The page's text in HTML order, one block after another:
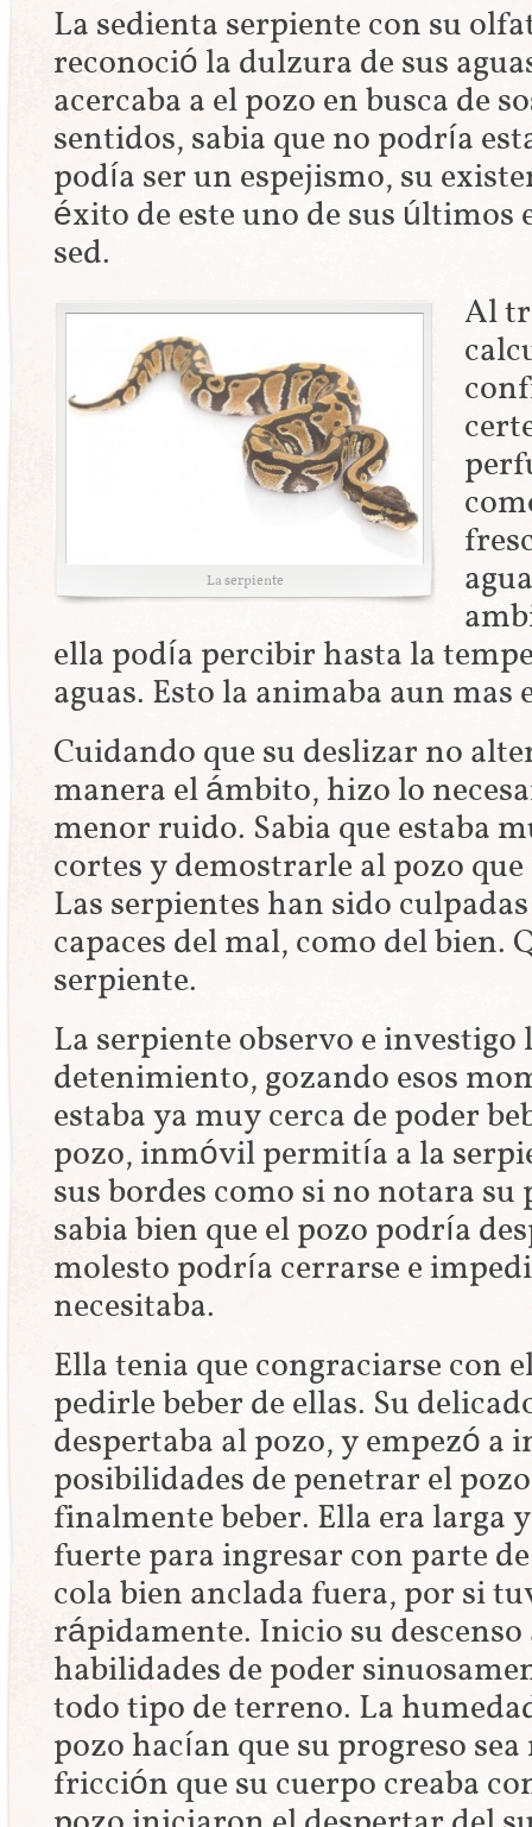
La sedienta serpiente con su
reconoció la dulzura de sus
acercaba a el pozo en busca de
sentidos, sabia que no podría
podía ser un espejismo, su
éxito de este uno de sus últimos
sed.
La serpiente
Al
ella podía percibir hasta la
aguas. Esto la animaba aun mas
Cuidando que su deslizar no
manera el ámbito, hizo lo
menor ruido. Sabia que estaba
cortes y demostrarle al pozo
Las serpientes han sido
capaces del mal, como del bien.
serpiente.
La serpiente observo e investigo
detenimiento, gozando esos
estaba ya muy cerca de poder
pozo, inmóvil permitía a la
sus bordes como si no notara
sabia bien que el pozo podría
molesto podría cerrarse e
necesitaba.
Ella tenia que congraciarse con
pedirle beber de ellas. Su
despertaba al pozo, y empezó a
posibilidades de penetrar el
finalmente beber. Ella era larga
fuerte para ingresar con parte
cola bien anclada fuera, por si
rápidamente. Inicio su descenso
habilidades de poder
todo tipo de terreno. La
pozo hacían que su progreso
fricción que su cuerpo creaba